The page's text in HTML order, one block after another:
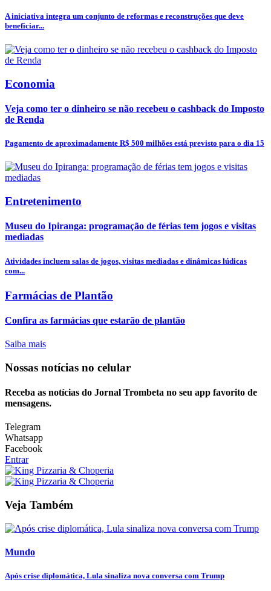
A iniciativa integra um conjunto de reformas e reconstruções que deve
beneficiar...
Economia
Veja como ter o dinheiro se não recebeu o cashback do Imposto
de Renda
Pagamento de aproximadamente R$ 500 milhões está previsto para o dia 15
Entretenimento
Museu do Ipiranga: programação de férias tem jogos e visitas
mediadas
Atividades incluem salas de jogos, visitas mediadas e dinâmicas lúdicas
com...
Farmácias de Plantão
Confira as farmácias que estarão de plantão
Saiba mais
Nossas notícias no celular
Receba as notícias do Jornal Trombeta no seu app favorito de
mensagens.
Telegram
Whatsapp
Facebook
Entrar
Veja Também
Mundo
Após crise diplomática, Lula sinaliza nova conversa com Trump